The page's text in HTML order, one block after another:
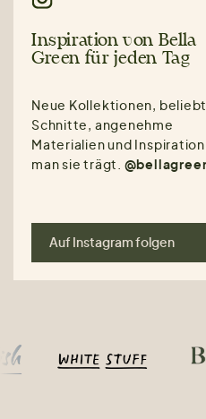
Inspiration von Bella
Green für jeden Tag
Neue Kollektionen,
Schnitte, angenehme
Materialien und
man sie trägt.
Auf Instagram folgen